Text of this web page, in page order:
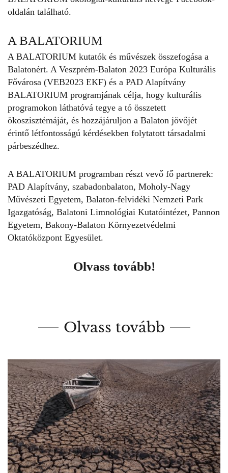
oldalán található.
A BALATORIUM
A BALATORIUM kutatók és művészek összefogása a
Balatonért. A Veszprém-Balaton 2023 Európa Kulturális
Fővárosa (VEB2023 EKF) és a PAD Alapítvány
BALATORIUM programjának célja, hogy kulturális
programokon láthatóvá tegye a tó összetett
ökoszisztémáját, és hozzájáruljon a Balaton jövőjét
érintő létfontosságú kérdésekben folytatott társadalmi
párbeszédhez.
A BALATORIUM programban részt vevő fő partnerek:
PAD Alapítvány, szabadonbalaton, Moholy-Nagy
Művészeti Egyetem, Balaton-felvidéki Nemzeti Park
Igazgatóság, Balatoni Limnológiai Kutatóintézet, Pannon
Egyetem, Bakony-Balaton Környezetvédelmi
Oktatóközpont Egyesület.
Olvass tovább!
Olvass tovább